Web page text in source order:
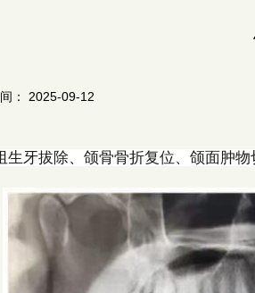
： 2025-09-12
生牙拔除、颌骨骨折复位、颌面肿